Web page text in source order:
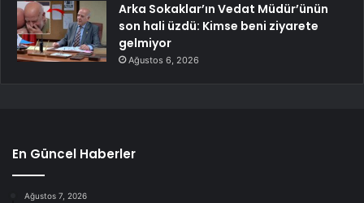
Arka Sokaklar’ın Vedat Müdür’ünün
son hali üzdü: Kimse beni ziyarete
gelmiyor
Ağustos 6, 2026
En Güncel Haberler
Ağustos 7, 2026